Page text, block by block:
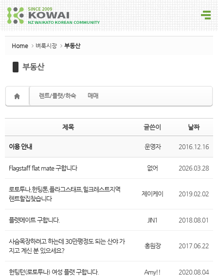
Home 벼룩시장 부동산
부동산
렌트/플랫/하숙 매매
제목 글쓴이 날짜
이용 안내 운영자 2016.12.16
Flagstaff flat mate 구합니다 없어 2026.03.28
로토투나,헌팅톤,플라그스태프,힐크레스트지역
렌트할집찾습니다
제이케이 2019.02.02
플렛메이트 구합니다. JIN1 2018.08.01
사슴목장하려고 하는데 30만평정도 되는 산야 가
지고 계신 분 있으세요?
홍원장 2017.06.22
헌팅턴(로토투나) 여성 플랫 구합니다. Amy!! 2020.08.04
Sketchbook5, 스케치북5
Sketchbook5, 스케치북5